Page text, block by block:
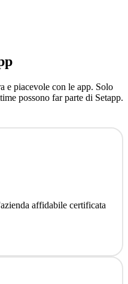
e piacevole con le app. Solo
possono far parte di Setapp.
affidabile certificata